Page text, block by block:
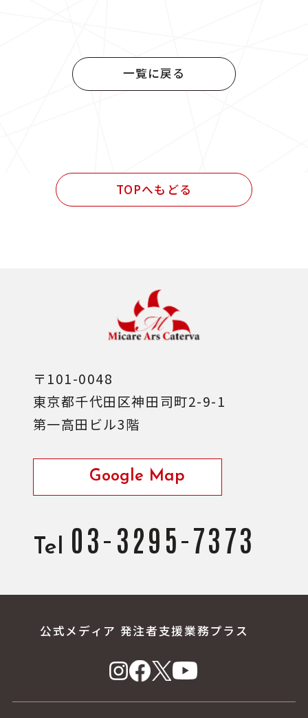
官公庁発注 設計・施工管理業務
民間発注 設計・施工管理業務
一覧に戻る
TOPへもどる
〒101-0048
東京都千代田区神田司町2-9-1
第一高田ビル3階
Google Map
Tel 03-3295-7373
公式メディア 発注者支援業務プラス